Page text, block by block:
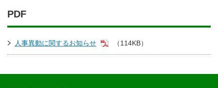
PDF
人事異動に関するお知らせ （114KB）